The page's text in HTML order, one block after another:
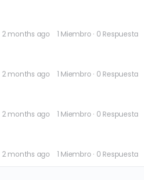
2 months ago 1 Miembro · 0 Respuesta
2 months ago 1 Miembro · 0 Respuesta
2 months ago 1 Miembro · 0 Respuesta
2 months ago 1 Miembro · 0 Respuesta